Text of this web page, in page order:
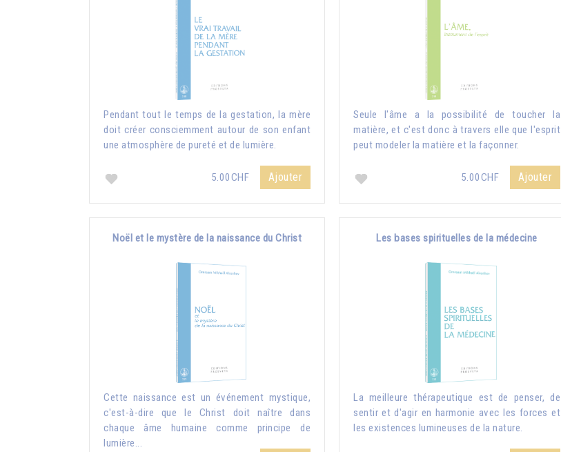
Pendant tout le temps de la gestation, la mère
doit créer consciemment autour de son enfant
une atmosphère de pureté et de lumière.
5.00CHF Ajouter
Seule l'âme a la possibilité de toucher la
matière, et c'est donc à travers elle que l'esprit
peut modeler la matière et la façonner.
5.00CHF Ajouter
Noël et le mystère de la naissance du Christ
Cette naissance est un événement mystique,
c'est-à-dire que le Christ doit naître dans
chaque âme humaine comme principe de
lumière...
Les bases spirituelles de la médecine
La meilleure thérapeutique est de penser, de
sentir et d'agir en harmonie avec les forces et
les existences lumineuses de la nature.